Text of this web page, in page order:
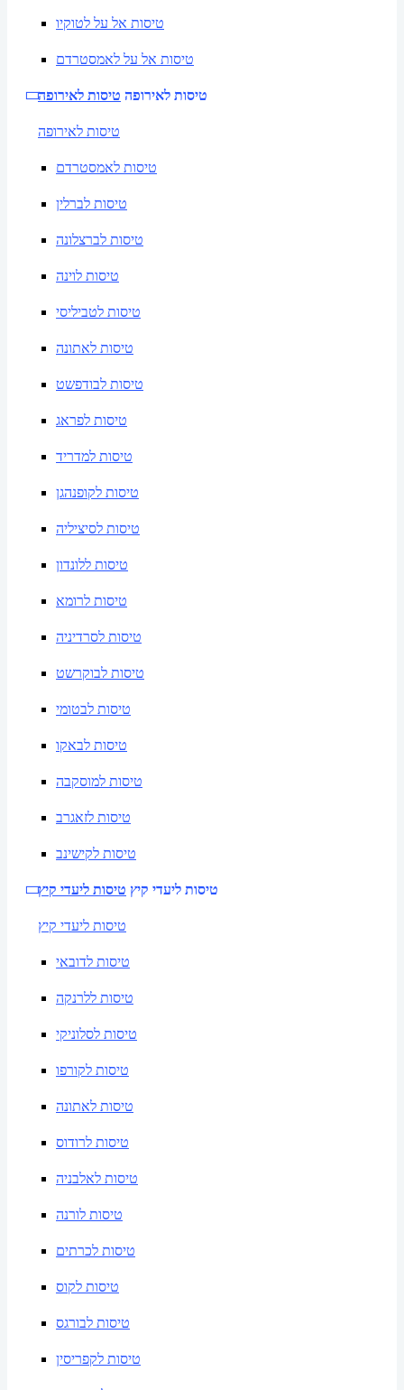
טיסות אל על לטוקיו
טיסות אל על לאמסטרדם
טיסות לאירופה טיסות לאירופה
טיסות לאירופה
טיסות לאמסטרדם
טיסות לברלין
טיסות לברצלונה
טיסות לוינה
טיסות לטביליסי
טיסות לאתונה
טיסות לבודפשט
טיסות לפראג
טיסות למדריד
טיסות לקופנהגן
טיסות לסיציליה
טיסות ללונדון
טיסות לרומא
טיסות לסרדיניה
טיסות לבוקרשט
טיסות לבטומי
טיסות לבאקו
טיסות למוסקבה
טיסות לזאגרב
טיסות לקישינב
טיסות ליעדי קיץ טיסות ליעדי קיץ
טיסות ליעדי קיץ
טיסות לדובאי
טיסות ללרנקה
טיסות לסלוניקי
טיסות לקורפו
טיסות לאתונה
טיסות לרודוס
טיסות לאלבניה
טיסות לורנה
טיסות לכרתים
טיסות לקוס
טיסות לבורגס
טיסות לקפריסין